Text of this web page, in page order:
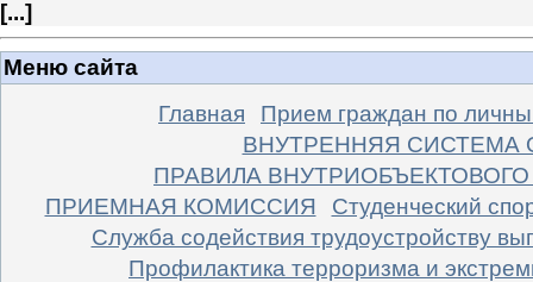
[...]
Меню сайта
Главная
Прием граждан по
ВНУТРЕННЯЯ СИСТЕМА
ПРАВИЛА
ПРИЕМНАЯ КОМИССИЯ
Студенческий
Cлужба содействия трудоустройству
Профилактика терроризма и